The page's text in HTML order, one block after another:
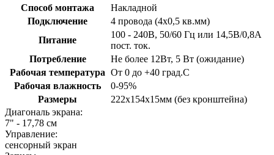
Способ монтажа
Накладной
Подключение
4 провода (4х0,5 кв.мм)
Питание
100 - 240В, 50/60 Гц или 14,5В/0,8А
пост. ток.
Потребление
Не более 12Вт, 5 Вт (ожидание)
Рабочая температура От 0 до +40 град.С
Рабочая влажность
0-95%
Размеры
222х154х15мм (без кронштейна)
Диагональ экрана:
7" - 17,78 см
Управление:
сенсорный экран